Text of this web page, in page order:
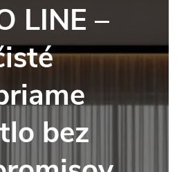
LINE –
bez